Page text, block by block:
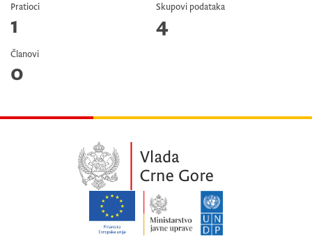
Pratioci
1
Skupovi podataka
4
Članovi
0